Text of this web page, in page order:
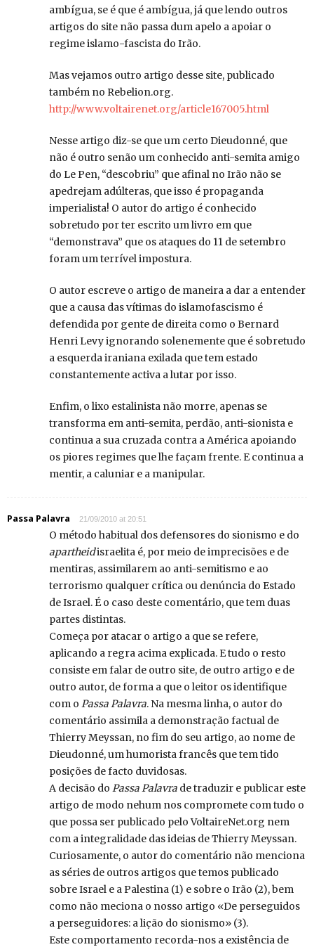
ambígua, se é que é ambígua, já que lendo outros
artigos do site não passa dum apelo a apoiar o
regime islamo-fascista do Irão.
Mas vejamos outro artigo desse site, publicado
também no Rebelion.org.
http://www.voltairenet.org/article167005.html
Nesse artigo diz-se que um certo Dieudonné, que
não é outro senão um conhecido anti-semita amigo
do Le Pen, “descobriu” que afinal no Irão não se
apedrejam adúlteras, que isso é propaganda
imperialista! O autor do artigo é conhecido
sobretudo por ter escrito um livro em que
“demonstrava” que os ataques do 11 de setembro
foram um terrível impostura.
O autor escreve o artigo de maneira a dar a entender
que a causa das vítimas do islamofascismo é
defendida por gente de direita como o Bernard
Henri Levy ignorando solenemente que é sobretudo
a esquerda iraniana exilada que tem estado
constantemente activa a lutar por isso.
Enfim, o lixo estalinista não morre, apenas se
transforma em anti-semita, perdão, anti-sionista e
continua a sua cruzada contra a América apoiando
os piores regimes que lhe façam frente. E continua a
mentir, a caluniar e a manipular.
Passa Palavra 21/09/2010 at 20:51
O método habitual dos defensores do sionismo e do
apartheidisraelita é, por meio de imprecisões e de
mentiras, assimilarem ao anti-semitismo e ao
terrorismo qualquer crítica ou denúncia do Estado
de Israel. É o caso deste comentário, que tem duas
partes distintas.
Começa por atacar o artigo a que se refere,
aplicando a regra acima explicada. E tudo o resto
consiste em falar de outro site, de outro artigo e de
outro autor, de forma a que o leitor os identifique
com o Passa Palavra. Na mesma linha, o autor do
comentário assimila a demonstração factual de
Thierry Meyssan, no fim do seu artigo, ao nome de
Dieudonné, um humorista francês que tem tido
posições de facto duvidosas.
A decisão do Passa Palavra de traduzir e publicar este
artigo de modo nehum nos compromete com tudo o
que possa ser publicado pelo VoltaireNet.org nem
com a integralidade das ideias de Thierry Meyssan.
Curiosamente, o autor do comentário não menciona
as séries de outros artigos que temos publicado
sobre Israel e a Palestina (1) e sobre o Irão (2), bem
como não meciona o nosso artigo «De perseguidos
a perseguidores: a lição do sionismo» (3).
Este comportamento recorda-nos a existência de